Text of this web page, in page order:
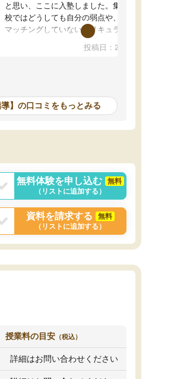
と思い、ここに入塾しました。集団指導の予備
校ではどうしても自分の弱点や、志望校対策に
マッチングしていないカリキュラムに不安を感
また受験のノウハウを蓄積している優秀な東大
ツーマン指導によって、自分の志望校にふさわ
しいオリジナルのカリキュラムを提案してくれ
と感じました。
投稿日：2024年02月19日
】の口コミをもっとみる
無料体験を申し込む
無料
（リストに追加する）
資料を請求する
無料
（リストに追加する）
授業料の目安 （税込）
詳細はお問い合わせください